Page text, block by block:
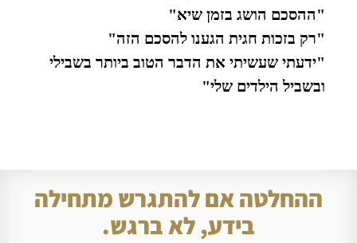
"ההסכם הושג בזמן שיא"
"רק בזכות חגית הגענו להסכם הזה"
"ידעתי שעשיתי את הדבר הטוב ביותר בשבילי
ובשביל הילדים שלי"
ההחלטה אם להתגרש מתחילה
בידע, לא ברגש.